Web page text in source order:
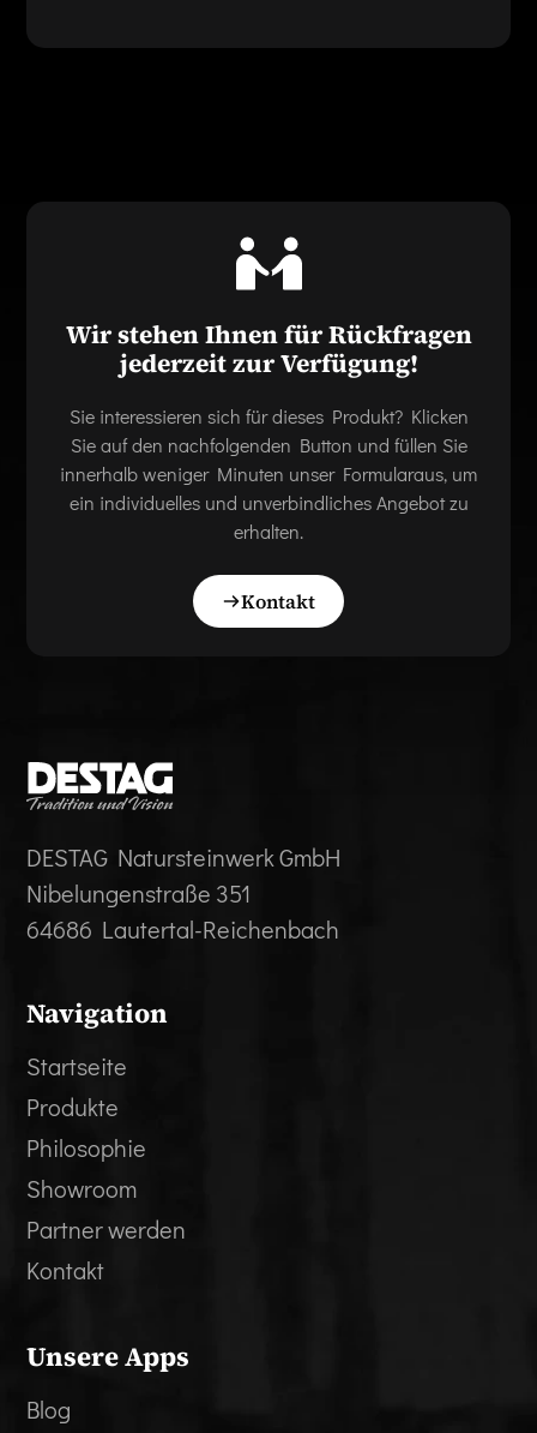
Wir stehen Ihnen für Rückfragen
jederzeit zur Verfügung!
Sie interessieren sich für dieses Produkt? Klicken
Sie auf den nachfolgenden Button und füllen Sie
innerhalb weniger Minuten unser Formularaus, um
ein individuelles und unverbindliches Angebot zu
erhalten.
Kontakt
DESTAG Natursteinwerk GmbH
Nibelungenstraße 351
64686 Lautertal-Reichenbach
Navigation
Startseite
Produkte
Philosophie
Showroom
Partner werden
Kontakt
Unsere Apps
Blog